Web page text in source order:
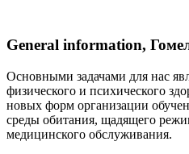
General information,
Основными задачами для нас
физического и психического
новых форм организации
среды обитания, щадящего
медицинского обслуживания.